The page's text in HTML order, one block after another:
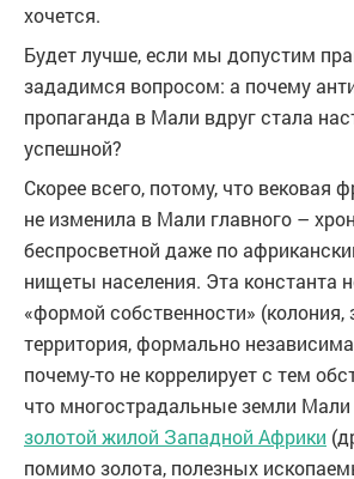
хочется.
Будет лучше, если мы допустим
зададимся вопросом: а почему
пропаганда в Мали вдруг стала
успешной?
Скорее всего, потому, что вековая
не изменила в Мали главного –
беспросветной даже по
нищеты населения. Эта константа
«формой собственности» (колония,
территория, формально
почему-то не коррелирует с тем
что многострадальные земли
золотой жилой Западной Африки
помимо золота, полезных